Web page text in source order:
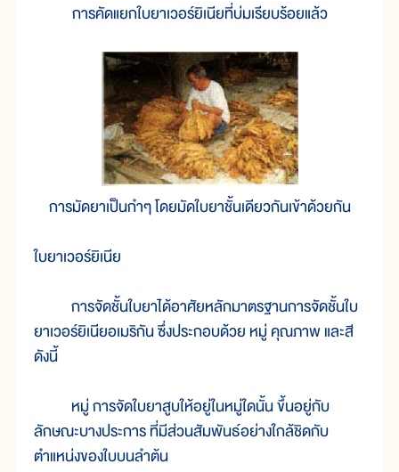
การคัดแยกใบยาเวอร์ยิเนียที่บ่มเรียบร้อยแล้ว
การมัดยาเป็นกำๆ โดยมัดใบยาชั้นเดียวกันเข้าด้วยกัน
ใบยาเวอร์ยิเนีย
การจัดชั้นใบยาได้อาศัยหลักมาตรฐานการจัดชั้นใบ
ยาเวอร์ยิเนียอเมริกัน ซึ่งประกอบด้วย หมู่ คุณภาพ และสี
ดังนี้
หมู่ การจัดใบยาสูบให้อยู่ในหมู่ใดนั้น ขึ้นอยู่กับ
ลักษณะบางประการ ที่มีส่วนสัมพันธ์อย่างใกล้ชิดกับ
ตำแหน่งของใบบนลำต้น